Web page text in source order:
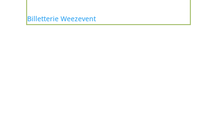
Billetterie Weezevent